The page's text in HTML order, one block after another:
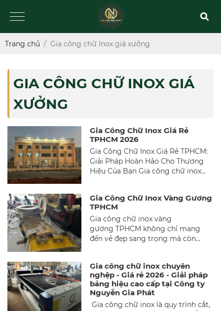
Trang chủ Gia công chữ Inox giá xưởng
GIA CÔNG CHỮ INOX GIÁ
XƯỞNG
Gia Công Chữ Inox Giá Rẻ
TPHCM 2026
Gia Công Chữ Inox Giá Rẻ TPHCM:
Giải Pháp Hoàn Hảo Cho Thương
Hiệu Của Bạn Gia công chữ inox
mà còn đảm bảo chất lượng và độ
bền. Bài viết này sẽ giới thiệu về
nhu cầu, quy trình sản xuất và lựa
chọn đơn vị uy tín như Nguyễn Gia
Phát NT Group.
Gia Công Chữ Inox Vàng Gương
TPHCM
Gia công chữ inox vàng
gương TPHCM không chỉ mang
đến vẻ đẹp sang trọng mà còn
chọn dịch vụ này, quy trình gia
công chuyên nghiệp và địa chỉ uy
tín tại TPHCM.
Gia công chữ inox chuyên
nghệp - Giá rẻ 2026 - Giải pháp
bảng hiệu cao cấp tại Công ty
Nguyễn Gia Phát
Gia công chữ inox là quy trình cắt,